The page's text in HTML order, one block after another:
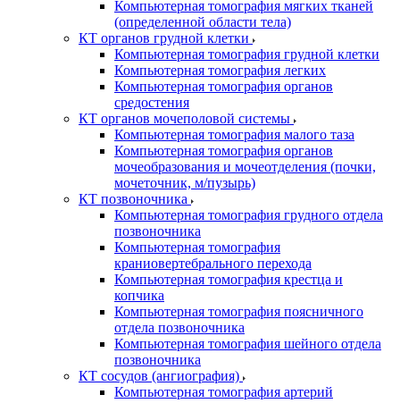
Компьютерная томография мягких тканей
(определенной области тела)
КТ органов грудной клетки
Компьютерная томография грудной клетки
Компьютерная томография легких
Компьютерная томография органов
средостения
КТ органов мочеполовой системы
Компьютерная томография малого таза
Компьютерная томография органов
мочеобразования и мочеотделения (почки,
мочеточник, м/пузырь)
КТ позвоночника
Компьютерная томография грудного отдела
позвоночника
Компьютерная томография
краниовертебрального перехода
Компьютерная томография крестца и
копчика
Компьютерная томография поясничного
отдела позвоночника
Компьютерная томография шейного отдела
позвоночника
КТ сосудов (ангиография)
Компьютерная томография артерий